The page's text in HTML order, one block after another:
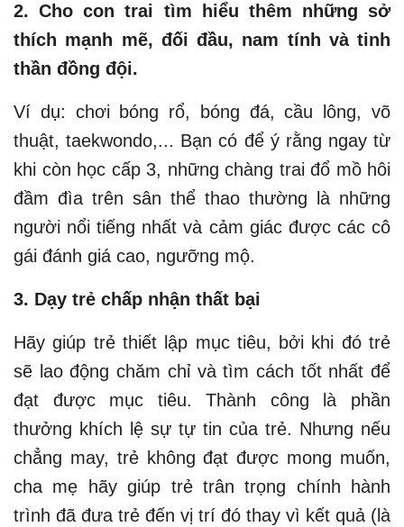
2. Cho con trai tìm hiểu thêm những sở
thích mạnh mẽ, đối đầu, nam tính và tinh
thần đồng đội.
Ví dụ: chơi bóng rổ, bóng đá, cầu lông, võ
thuật, taekwondo,... Bạn có để ý rằng ngay từ
khi còn học cấp 3, những chàng trai đổ mồ hôi
đầm đìa trên sân thể thao thường là những
người nổi tiếng nhất và cảm giác được các cô
gái đánh giá cao, ngưỡng mộ.
3. Dạy trẻ chấp nhận thất bại
Hãy giúp trẻ thiết lập mục tiêu, bởi khi đó trẻ
sẽ lao động chăm chỉ và tìm cách tốt nhất để
đạt được mục tiêu. Thành công là phần
thưởng khích lệ sự tự tin của trẻ. Nhưng nếu
chẳng may, trẻ không đạt được mong muốn,
cha mẹ hãy giúp trẻ trân trọng chính hành
trình đã đưa trẻ đến vị trí đó thay vì kết quả (là